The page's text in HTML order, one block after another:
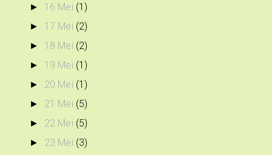
► 16 Mei (1)
► 17 Mei (2)
► 18 Mei (2)
► 19 Mei (1)
► 20 Mei (1)
► 21 Mei (5)
► 22 Mei (5)
► 23 Mei (3)